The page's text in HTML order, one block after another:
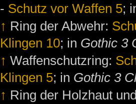
- Schutz vor Waffen 5;
↑ Ring der Abwehr:
Klingen 10; in Gothic 3
↑ Waffenschutzring:
Klingen 5; in Gothic 3
↑ Ring der Holzhaut